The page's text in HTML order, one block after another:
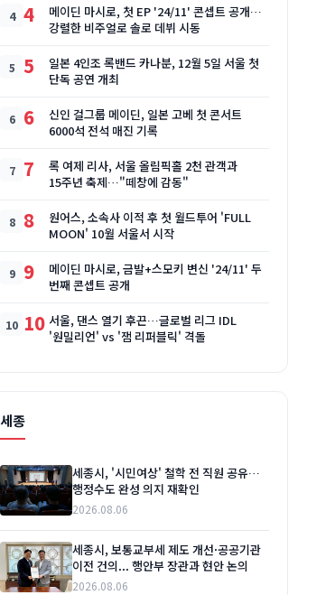
4
메이딘 마시로, 첫 EP '24/11' 콘셉트 공개…
강렬한 비주얼로 솔로 데뷔 시동
5
일본 4인조 록밴드 카나분, 12월 5일 서울 첫
단독 공연 개최
6
신인 걸그룹 메이딘, 일본 고베 첫 콘서트
6000석 전석 매진 기록
7
록 여제 리사, 서울 올림픽홀 2천 관객과
15주년 축제…"떼창에 감동"
8
원어스, 소속사 이적 후 첫 월드투어 'FULL
MOON' 10월 서울서 시작
9
메이딘 마시로, 금발+스모키 변신 '24/11' 두
번째 콘셉트 공개
10 서울, 댄스 열기 후끈…글로벌 리그 IDL
'원밀리언' vs '잼 리퍼블릭' 격돌
세종
세종시, '시민여상' 철학 전 직원 공유…
행정수도 완성 의지 재확인
2026.08.06
세종시, 보통교부세 제도 개선·공공기관
이전 건의... 행안부 장관과 현안 논의
2026.08.06